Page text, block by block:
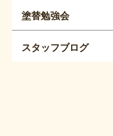
塗替勉強会
スタッフブログ